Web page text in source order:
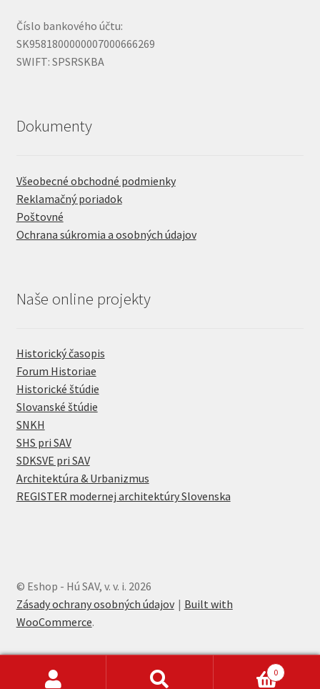
Číslo bankového účtu:
SK9581800000007000666269
SWIFT: SPSRSKBA
Dokumenty
Všeobecné obchodné podmienky
Reklamačný poriadok
Poštovné
Ochrana súkromia a osobných údajov
Naše online projekty
Historický časopis
Forum Historiae
Historické štúdie
Slovanské štúdie
SNKH
SHS pri SAV
SDKSVE pri SAV
Architektúra & Urbanizmus
REGISTER modernej architektúry Slovenska
© Eshop - Hú SAV, v. v. i. 2026
Zásady ochrany osobných údajov
Built with
WooCommerce.
0